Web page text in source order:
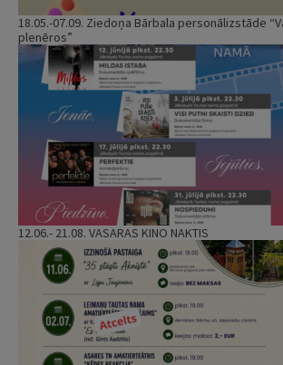
18.05.-07.09. Ziedoņa Bārbala personālizstāde
plenēros”
12.06.- 21.08. VASARAS KINO NAKTIS